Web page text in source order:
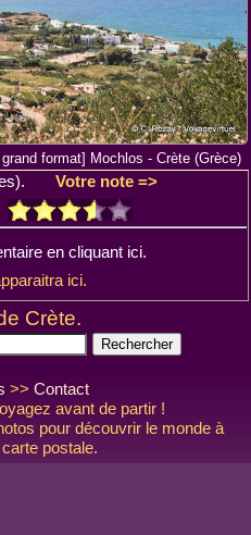
format] Mochlos - Crète (Grèce)
Votre note =>
en cliquant ici.
ici.
Crète.
>> Contact
avant de partir !
pour découvrir le monde à
postale.